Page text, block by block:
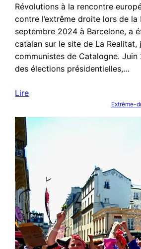
Révolutions à la rencontre
contre l’extrême droite lors de la
septembre 2024 à Barcelone, a
catalan sur le site de La Realitat,
communistes de Catalogne.
des élections présidentielles,…
Lire
Extrême-